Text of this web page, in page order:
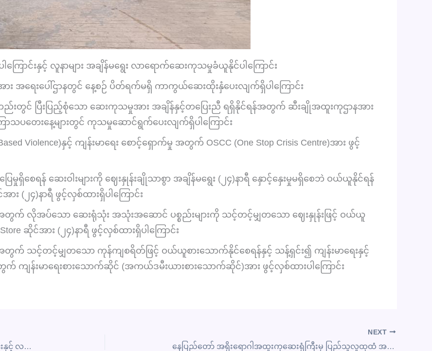
ကြောင်းနှင့် လူနာများ အချိန်မရွေး လာရောက်ဆေးကုသမှုခံယူနိုင်ပါကြောင်း
ား အရေးပေါ်ဌာနတွင် နေ့စဉ် ပိတ်ရက်မရှိ ကာကွယ်ဆေးထိုးနှံပေးလျက်ရှိပါကြောင်း
ည်းတွင် ပြီးပြည့်စုံသော ဆေးကုသမှုအား အချိန်နှင့်တပြေးညီ ရရှိနိုင်ရန်အတွက် ဆီးချိုအထူးကုဌာနအား
ာသပတေးနေ့များတွင် ကုသမှုဆောင်ရွက်ပေးလျက်ရှိပါကြောင်း
Violence)နှင့် ကျန်းမာရေး စောင့်ရှောက်မှု အတွက် OSCC (One Stop Crisis Centre)အား ဖွင့်
စေရန် ဆေးဝါးများကို ဈေးနှုန်းချိုသာစွာ အချိန်မရွေး (၂၄)နာရီ နှောင့်နှေးမှုမရှိစေဘဲ ဝယ်ယူနိုင်ရန်
၂၄)နာရီ ဖွင့်လှစ်ထားရှိပါကြောင်း
ျားအတွက် လိုအပ်သော ဆေးရုံသုံး အသုံးအဆောင် ပစ္စည်းများကို သင့်တင့်မျှတသော ဈေးနှုန်းဖြင့် ဝယ်ယူ
ဆိုင်အား (၂၄)နာရီ ဖွင့်လှစ်ထားရှိပါကြောင်း
ျားအတွက် သင့်တင့်မျှတသော ကုန်ကျစရိတ်ဖြင့် ဝယ်ယူစားသောက်နိုင်စေရန်နှင့် သန့်ရှင်း၍ ကျန်းမာရေးနှင့်
ကျန်းမာရေးစားသောက်ဆိုင် (အကယ်ဒမီးယားစားသောက်ဆိုင်)အား ဖွင့်လှစ်ထားပါကြောင်း
နေပြည်တော် မျက်စိ၊ နား၊ နှာခေါင်း၊ လည်ချောင်း၊ ဦးခေါင်းနှင့် လည်ပင်းခွဲစိတ် ရောဂါအထူးကု ဆေးရုံကြီး ￼
NEXT
နေပြည်တော် အရိုးရောဂါအထူးကုဆေးရုံကြီးမှ ပြည်သူလူထုထံ အသိပေးလိုသောအချက်များ